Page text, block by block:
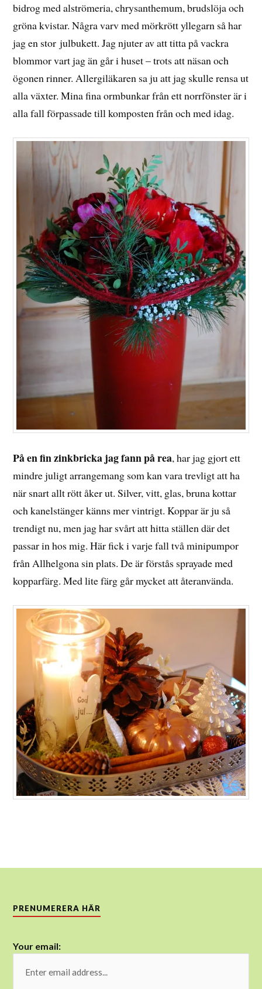
bidrog med alströmeria, chrysanthemum, brudslöja och
gröna kvistar. Några varv med mörkrött yllegarn så har
jag en stor julbukett. Jag njuter av att titta på vackra
blommor vart jag än går i huset – trots att näsan och
ögonen rinner. Allergiläkaren sa ju att jag skulle rensa ut
alla växter. Mina fina ormbunkar från ett norrfönster är i
alla fall förpassade till komposten från och med idag.
På en fin zinkbricka jag fann på rea, har jag gjort ett
mindre juligt arrangemang som kan vara trevligt att ha
när snart allt rött åker ut. Silver, vitt, glas, bruna kottar
och kanelstänger känns mer vintrigt. Koppar är ju så
trendigt nu, men jag har svårt att hitta ställen där det
passar in hos mig. Här fick i varje fall två minipumpor
från Allhelgona sin plats. De är förstås sprayade med
kopparfärg. Med lite färg går mycket att återanvända.
PRENUMERERA HÄR
Your email: